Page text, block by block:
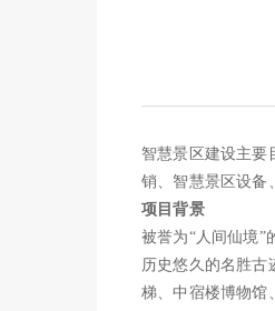
智慧景区建设主要
销、智慧景区设备
项目背景
被誉为“人间仙境”
历史悠久的名胜古
梯、中宿楼博物馆